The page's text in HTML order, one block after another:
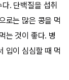
. 단백질을 섭취
로는 많은 콩을 먹
는 것이 좋다. 병
입이 심심할 때 먹